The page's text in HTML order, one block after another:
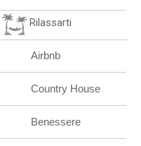
Rilassarti
Airbnb
Country House
Benessere